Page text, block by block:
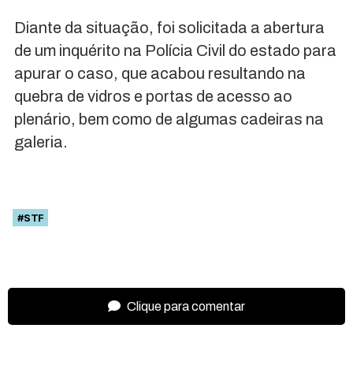
Diante da situação, foi solicitada a abertura
de um inquérito na Polícia Civil do estado para
apurar o caso, que acabou resultando na
quebra de vidros e portas de acesso ao
plenário, bem como de algumas cadeiras na
galeria.
#STF
Clique para comentar